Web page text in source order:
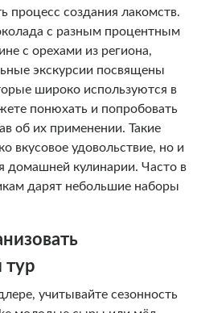
процесс создания лакомств.
с разным процентным
с орехами из региона,
экскурсии посвящены
широко используются в
понюхать и попробовать
об их применении. Такие
вкусовое удовольствие, но и
домашней кулинарии. Часто в
дарят небольшие наборы
тур
учитывайте сезонность